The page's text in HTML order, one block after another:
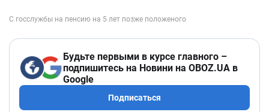
Будьте первыми в курсе главного –
подпишитесь на Новини на OBOZ.UA в
Google
Подписаться